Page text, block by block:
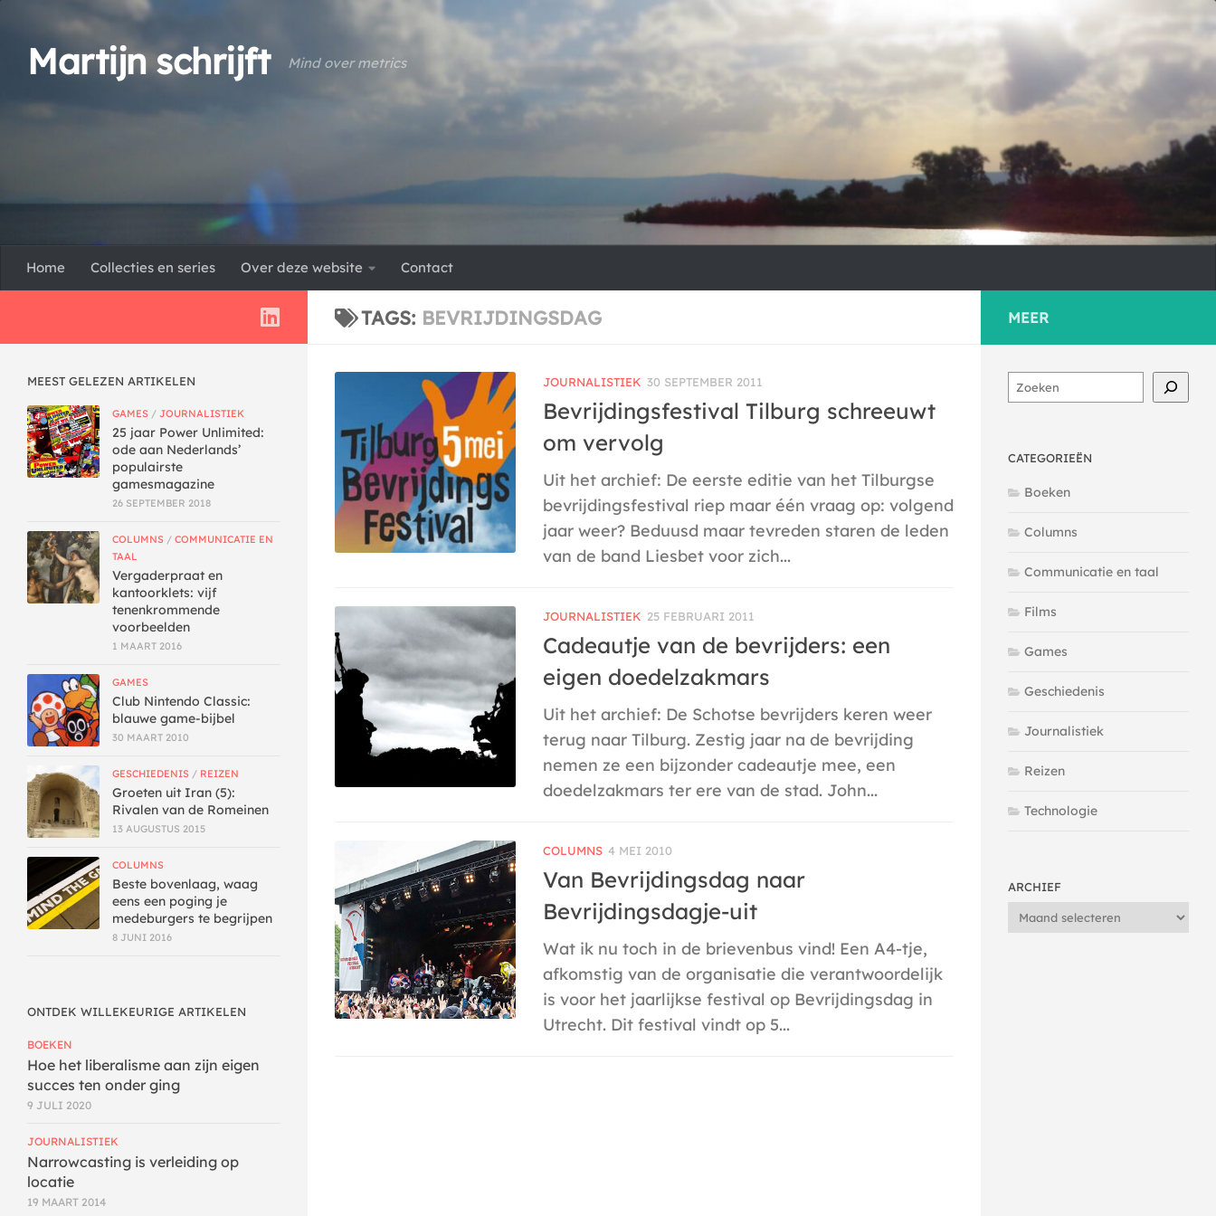
Doorgaan naar inhoud
Martijn schrijft Mind over metrics
Home Collecties en series Over deze website Contact
TAGS: BEVRIJDINGSDAG
JOURNALISTIEK 30 SEPTEMBER 2011
Bevrijdingsfestival Tilburg schreeuwt
om vervolg
Uit het archief: De eerste editie van het Tilburgse
bevrijdingsfestival riep maar één vraag op: volgend
jaar weer? Beduusd maar tevreden staren de leden
van de band Liesbet voor zich...
JOURNALISTIEK 25 FEBRUARI 2011
Cadeautje van de bevrijders: een
eigen doedelzakmars
Uit het archief: De Schotse bevrijders keren weer
terug naar Tilburg. Zestig jaar na de bevrijding
nemen ze een bijzonder cadeautje mee, een
doedelzakmars ter ere van de stad. John...
COLUMNS 4 MEI 2010
Van Bevrijdingsdag naar
Bevrijdingsdagje-uit
Wat ik nu toch in de brievenbus vind! Een A4-tje,
afkomstig van de organisatie die verantwoordelijk
is voor het jaarlijkse festival op Bevrijdingsdag in
Utrecht. Dit festival vindt op 5...
MEEST GELEZEN ARTIKELEN
GAMES / JOURNALISTIEK
25 jaar Power Unlimited:
ode aan Nederlands’
populairste
gamesmagazine
26 SEPTEMBER 2018
COLUMNS / COMMUNICATIE EN
TAAL
Vergaderpraat en
kantoorklets: vijf
tenenkrommende
voorbeelden
1 MAART 2016
GAMES
Club Nintendo Classic:
blauwe game-bijbel
30 MAART 2010
GESCHIEDENIS / REIZEN
Groeten uit Iran (5):
Rivalen van de Romeinen
13 AUGUSTUS 2015
COLUMNS
Beste bovenlaag, waag
eens een poging je
medeburgers te begrijpen
8 JUNI 2016
ONTDEK WILLEKEURIGE ARTIKELEN
BOEKEN
Hoe het liberalisme aan zijn eigen
succes ten onder ging
9 JULI 2020
JOURNALISTIEK
Narrowcasting is verleiding op
locatie
19 MAART 2014
MEER
Zoeken
CATEGORIEËN
Boeken
Columns
Communicatie en taal
Films
Games
Geschiedenis
Journalistiek
Reizen
Technologie
ARCHIEF
Archief